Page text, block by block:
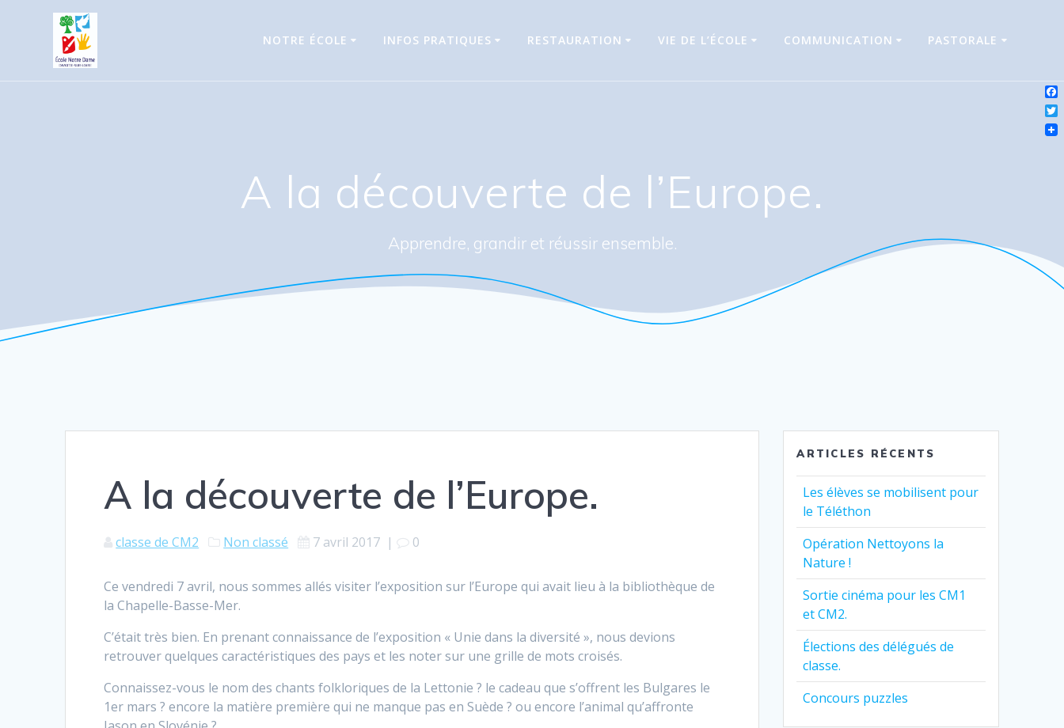
NOTRE ÉCOLE INFOS PRATIQUES RESTAURATION VIE DE L’ÉCOLE COMMUNICATION PASTORALE
A la découverte de l’Europe.
Apprendre, grandir et réussir ensemble.
A la découverte de l’Europe.
classe de CM2 Non classé 7 avril 2017 | 0
Ce vendredi 7 avril, nous sommes allés visiter l’exposition sur l’Europe qui avait lieu à la bibliothèque de
la Chapelle-Basse-Mer.
C’était très bien. En prenant connaissance de l’exposition « Unie dans la diversité », nous devions
retrouver quelques caractéristiques des pays et les noter sur une grille de mots croisés.
Connaissez-vous le nom des chants folkloriques de la Lettonie ? le cadeau que s’offrent les Bulgares le
1er mars ? encore la matière première qui ne manque pas en Suède ? ou encore l’animal qu’affronte
ARTICLES RÉCENTS
Les élèves se mobilisent pour
le Téléthon
Opération Nettoyons la
Nature !
Sortie cinéma pour les CM1
et CM2.
Élections des délégués de
classe.
Concours puzzles